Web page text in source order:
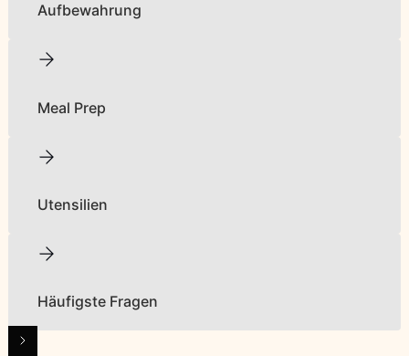
Aufbewahrung
Meal Prep
Utensilien
Häufigste Fragen